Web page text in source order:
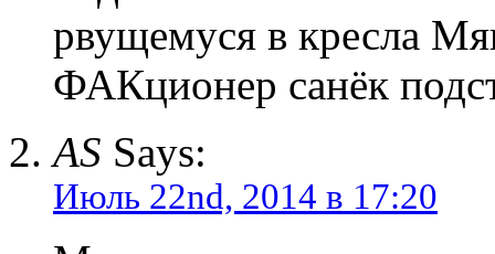
рвущемуся в кресла
ФАКционер санёк
AS Says:
Июль 22nd, 2014 в 17:20